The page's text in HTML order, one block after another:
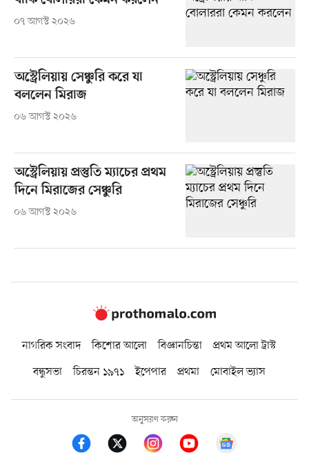
০৭ আগস্ট ২০২৬
অস্ট্রেলিয়ায় সেঞ্চুরি করে যা
বললেন মিরাজ
০৬ আগস্ট ২০২৬
অস্ট্রেলিয়ায় প্রস্তুতি ম্যাচের প্রথম
দিনে মিরাজের সেঞ্চুরি
০৬ আগস্ট ২০২৬
নাগরিক সংবাদ কিশোর আলো বিজ্ঞানচিন্তা
প্রথম আলো ট্রাস্ট
বন্ধুসভা
চিরন্তন ১৯৭১ ইপেপার প্রথমা মোবাইল ভ্যাস
অনুসরণ করুন